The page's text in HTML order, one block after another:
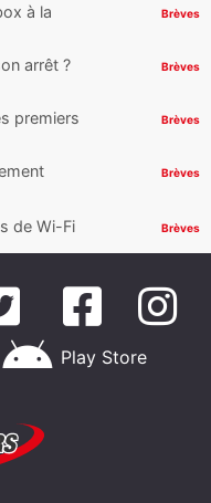
à la
Brèves
arrêt ?
Brèves
premiers
Brèves
Brèves
de Wi-Fi
Brèves
Play Store